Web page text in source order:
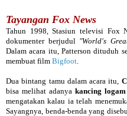
Tayangan Fox News
Tahun 1998, Stasiun televisi Fox
dokumenter berjudul "World's
Dalam acara itu, Patterson dituduh
membuat film Bigfoot
Dua bintang tamu dalam acara itu,
bisa melihat adanya kancing logam
mengatakan kalau ia telah
Sayangnya, benda-benda yang